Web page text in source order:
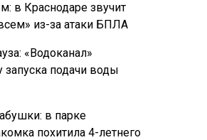
в Краснодаре звучит
из-за атаки БПЛА
«Водоканал»
подачи воды
в парке
похитила 4-летнего